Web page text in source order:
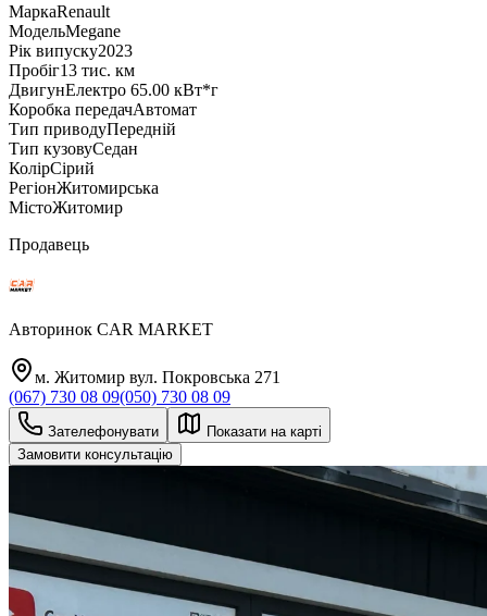
МаркаRenault
МодельMegane
Рік випуску2023
Пробіг13 тис. км
ДвигунЕлектро 65.00 кВт*г
Коробка передачАвтомат
Тип приводуПередній
Тип кузовуСедан
КолірСірий
РегіонЖитомирська
МістоЖитомир
Продавець
Авторинок CAR MARKET
м. Житомир вул. Покровська 271
(067) 730 08 09(050) 730 08 09
Зателефонувати
Показати на карті
Замовити консультацію